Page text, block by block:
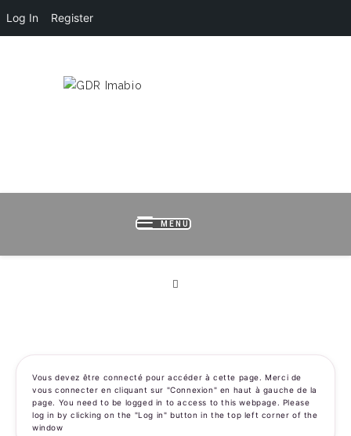
Log In Register
MENU
Vous devez être connecté pour accéder à cette page. Merci de
vous connecter en cliquant sur "Connexion" en haut à gauche de la
page. You need to be logged in to access to this webpage. Please
log in by clicking on the "Log in" button in the top left corner of the
window